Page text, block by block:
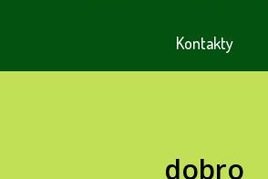
Kontakty
dobro